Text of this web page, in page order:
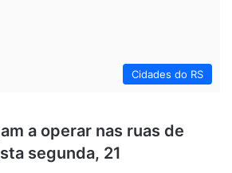
Cidades do RS
a operar nas ruas de
segunda, 21